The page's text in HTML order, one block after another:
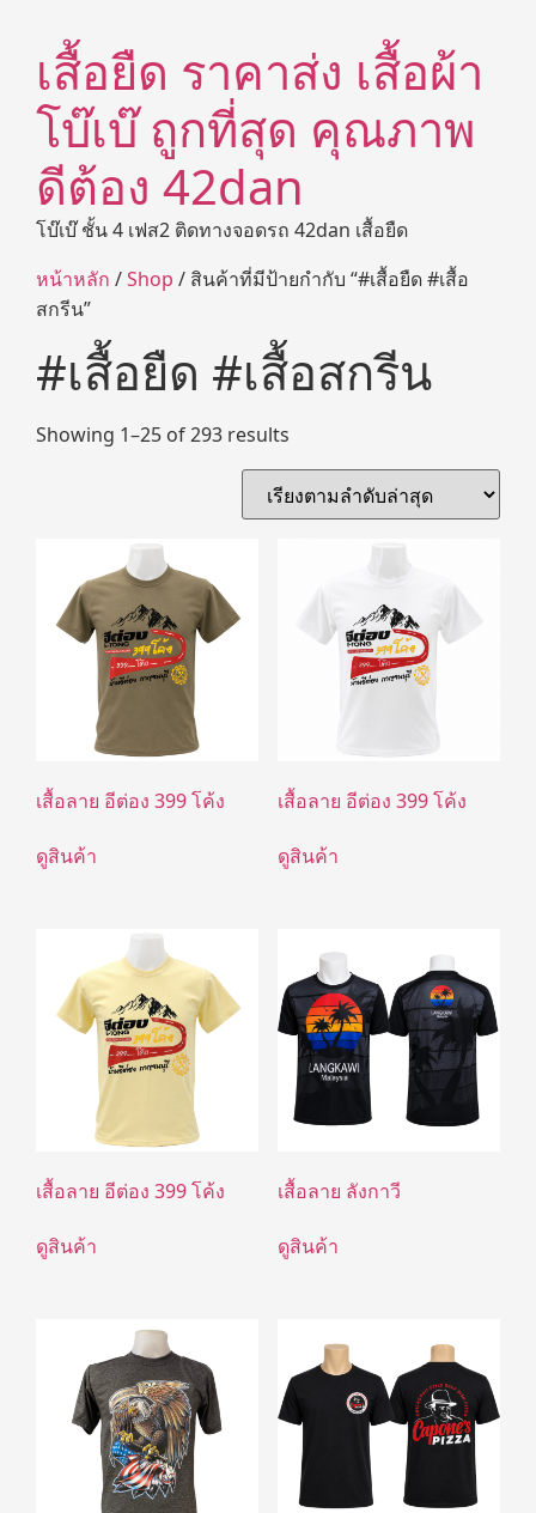
เสื้อยืด ราคาส่ง เสื้อผ้า
โบ๊เบ๊ ถูกที่สุด คุณภาพ
ดีต้อง 42dan
โบ๊เบ๊ ชั้น 4 เฟส2 ติดทางจอดรถ 42dan เสื้อยืด
หน้าหลัก /Shop / สินค้าที่มีป้ายกำกับ “#เสื้อยืด #เสื้อ
สกรีน”
#เสื้อยืด #เสื้อสกรีน
Showing 1–25 of 293 results
เสื้อลาย อีต่อง 399 โค้ง
ดูสินค้า
เสื้อลาย อีต่อง 399 โค้ง
ดูสินค้า
เสื้อลาย อีต่อง 399 โค้ง
ดูสินค้า
เสื้อลาย ลังกาวี
ดูสินค้า